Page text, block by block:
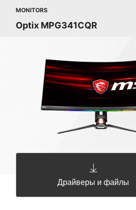
MONITORS
Optix MPG341CQR
Драйверы и файлы